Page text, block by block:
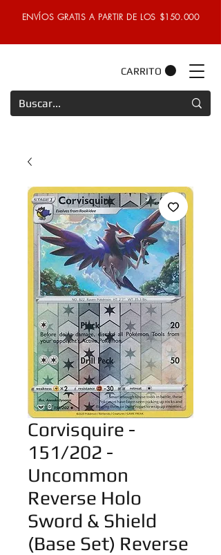
ENVÍOS GRATIS A PARTIR DE LOS $150.000
CARRITO
Corvisquire -
151/202 -
Uncommon
Reverse Holo
Sword & Shield
(Base Set) Reverse